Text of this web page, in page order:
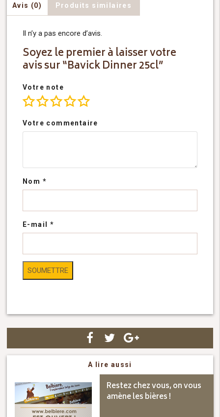
Avis (0) Produits similaires
Il n’y a pas encore d’avis.
Soyez le premier à laisser votre
avis sur “Bavick Dinner 25cl”
Votre note
Votre commentaire
Nom *
E-mail *
A lire aussi
Restez chez vous, on vous
amène les bières !